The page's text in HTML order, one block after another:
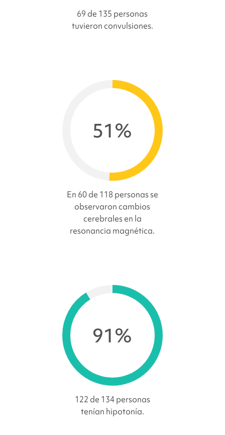
69 de 135 personas
tuvieron convulsiones.
51%
En 60 de 118 personas se
observaron cambios
cerebrales en la
resonancia magnética.
91%
122 de 134 personas
tenían hipotonía.